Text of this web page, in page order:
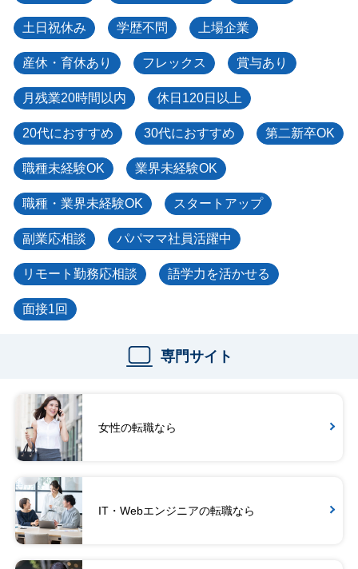
土日祝休み 学歴不問 上場企業
産休・育休あり フレックス 賞与あり
月残業20時間以内 休日120日以上
20代におすすめ 30代におすすめ 第二新卒OK
職種未経験OK 業界未経験OK
職種・業界未経験OK スタートアップ
副業応相談 パパママ社員活躍中
リモート勤務応相談 語学力を活かせる
面接1回
専門サイト
女性の転職なら
IT・Webエンジニアの転職なら